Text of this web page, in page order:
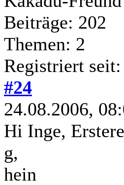
Beiträge: 202
Themen: 2
Registriert
#24
24.08.2006,
Hi Inge,
g,
hein